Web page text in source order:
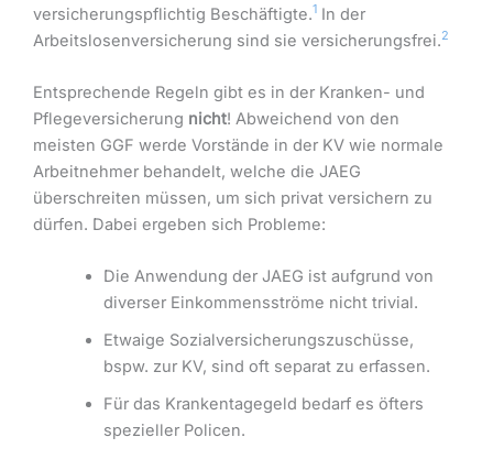
versicherungspflichtig Beschäftigte.1 In der
Arbeitslosenversicherung sind sie versicherungsfrei.2
Entsprechende Regeln gibt es in der Kranken- und
Pflegeversicherung nicht! Abweichend von den
meisten GGF werde Vorstände in der KV wie normale
Arbeitnehmer behandelt, welche die JAEG
überschreiten müssen, um sich privat versichern zu
dürfen. Dabei ergeben sich Probleme:
Die Anwendung der JAEG ist aufgrund von
diverser Einkommensströme nicht trivial.
Etwaige Sozialversicherungszuschüsse,
bspw. zur KV, sind oft separat zu erfassen.
Für das Krankentagegeld bedarf es öfters
spezieller Policen.